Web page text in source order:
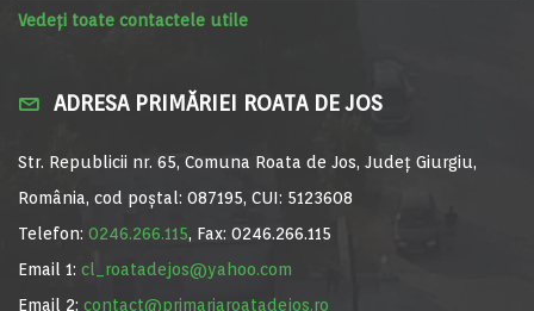
Vedeți toate contactele utile
ADRESA PRIMĂRIEI ROATA DE JOS
Str. Republicii nr. 65, Comuna Roata de Jos, Județ Giurgiu,
România, cod poștal: 087195, CUI: 5123608
Telefon: 0246.266.115, Fax: 0246.266.115
Email 1: cl_roatadejos@yahoo.com
Email 2: contact@primariaroatadejos.ro